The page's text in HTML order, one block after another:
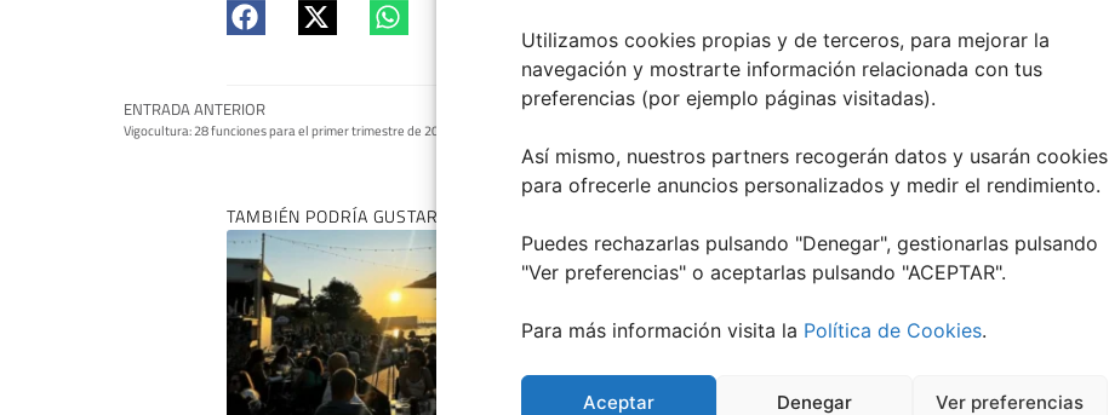
Utilizamos cookies propias y de terceros, para mejorar la
navegación y mostrarte información relacionada con tus
preferencias (por ejemplo páginas visitadas).
Así mismo, nuestros partners recogerán datos y usarán cookies
para ofrecerle anuncios personalizados y medir el rendimiento.
Puedes rechazarlas pulsando "Denegar", gestionarlas pulsando
"Ver preferencias" o aceptarlas pulsando "ACEPTAR".
Para más información visita la Política de Cookies.
Aceptar Denegar Ver preferencias
ENTRADA ANTERIOR
Vigocultura: 28 funciones para el primer trimestre de 2024
TAMBIÉN PODRÍA GUSTARTE: